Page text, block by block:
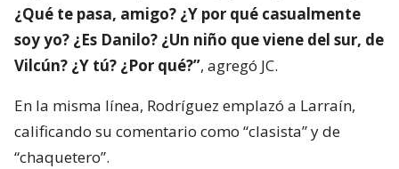
¿Qué te pasa, amigo? ¿Y por qué casualmente
soy yo? ¿Es Danilo? ¿Un niño que viene del sur, de
Vilcún? ¿Y tú? ¿Por qué?”, agregó JC.
En la misma línea, Rodríguez emplazó a Larraín,
calificando su comentario como “clasista” y de
“chaquetero”.